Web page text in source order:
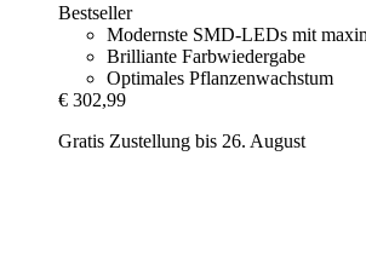
Bestseller
Modernste SMD-LEDs mit
Brilliante Farbwiedergabe
Optimales Pflanzenwachstum
€ 302,99
Gratis Zustellung bis 26. August